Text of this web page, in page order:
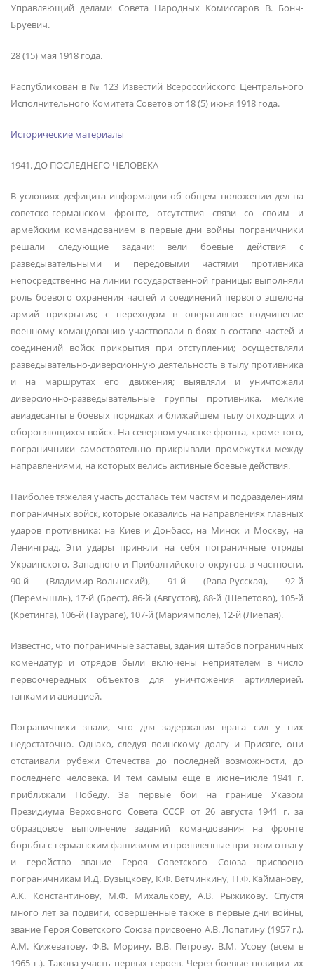
Управляющий делами Совета Народных Комиссаров В. Бонч-
Бруевич.
28 (15) мая 1918 года.
Распубликован в № 123 Известий Всероссийского Центрального
Исполнительного Комитета Советов от 18 (5) июня 1918 года.
Исторические материалы
1941. ДО ПОСЛЕДНЕГО ЧЕЛОВЕКА
В условиях дефицита информации об общем положении дел на
советско-германском фронте, отсутствия связи со своим и
армейским командованием в первые дни войны пограничники
решали следующие задачи: вели боевые действия с
разведывательными и передовыми частями противника
непосредственно на линии государственной границы; выполняли
роль боевого охранения частей и соединений первого эшелона
армий прикрытия; с переходом в оперативное подчинение
военному командованию участвовали в боях в составе частей и
соединений войск прикрытия при отступлении; осуществляли
разведывательно-диверсионную деятельность в тылу противника
и на маршрутах его движения; выявляли и уничтожали
диверсионно-разведывательные группы противника, мелкие
авиадесанты в боевых порядках и ближайшем тылу отходящих и
обороняющихся войск. На северном участке фронта, кроме того,
пограничники самостоятельно прикрывали промежутки между
направлениями, на которых велись активные боевые действия.
Наиболее тяжелая участь досталась тем частям и подразделениям
пограничных войск, которые оказались на направлениях главных
ударов противника: на Киев и Донбасс, на Минск и Москву, на
Ленинград. Эти удары приняли на себя пограничные отряды
Украинского, Западного и Прибалтийского округов, в частности,
90-й (Владимир-Волынский), 91-й (Рава-Русская), 92-й
(Перемышль), 17-й (Брест), 86-й (Августов), 88-й (Шепетово), 105-й
(Кретинга), 106-й (Таураге), 107-й (Мариямполе), 12-й (Лиепая).
Известно, что пограничные заставы, здания штабов пограничных
комендатур и отрядов были включены неприятелем в число
первоочередных объектов для уничтожения артиллерией,
танками и авиацией.
Пограничники знали, что для задержания врага сил у них
недостаточно. Однако, следуя воинскому долгу и Присяге, они
отстаивали рубежи Отечества до последней возможности, до
последнего человека. И тем самым еще в июне–июле 1941 г.
приближали Победу. За первые бои на границе Указом
Президиума Верховного Совета СССР от 26 августа 1941 г. за
образцовое выполнение заданий командования на фронте
борьбы с германским фашизмом и проявленные при этом отвагу
и геройство звание Героя Советского Союза присвоено
пограничникам И.Д. Бузыцкову, К.Ф. Ветчинкину, Н.Ф. Кайманову,
А.К. Константинову, М.Ф. Михалькову, А.В. Рыжикову. Спустя
много лет за подвиги, совершенные также в первые дни войны,
звание Героя Советского Союза присвоено А.В. Лопатину (1957 г.),
А.М. Кижеватову, Ф.В. Морину, В.В. Петрову, В.М. Усову (всем в
1965 г.). Такова участь первых героев. Через боевые позиции их